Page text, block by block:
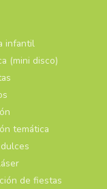
infantil
(mini disco)
temática
de fiestas